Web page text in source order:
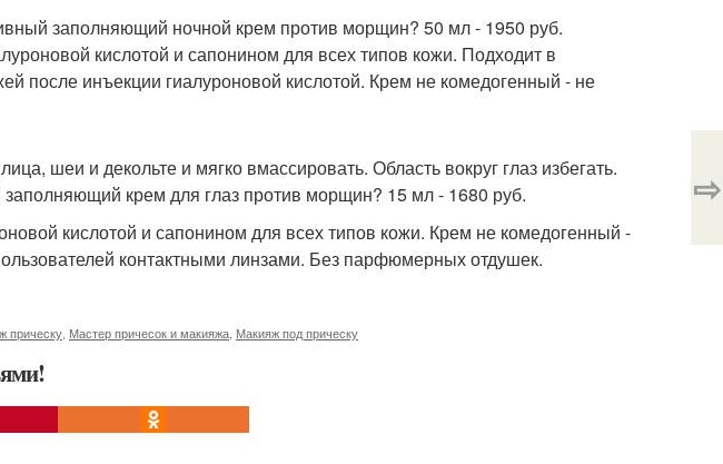
заполняющий ночной крем против морщин? 50 мл - 1950 руб.
кислотой и сапонином для всех типов кожи. Подходит в
после инъекции гиалуроновой кислотой. Крем не комедогенный - не
шеи и декольте и мягко вмассировать. Область вокруг глаз избегать.
крем для глаз против морщин? 15 мл - 1680 руб.
кислотой и сапонином для всех типов кожи. Крем не комедогенный -
контактными линзами. Без парфюмерных отдушек.
прическу Мастер причесок и макияжа Макияж под прическу
⇨